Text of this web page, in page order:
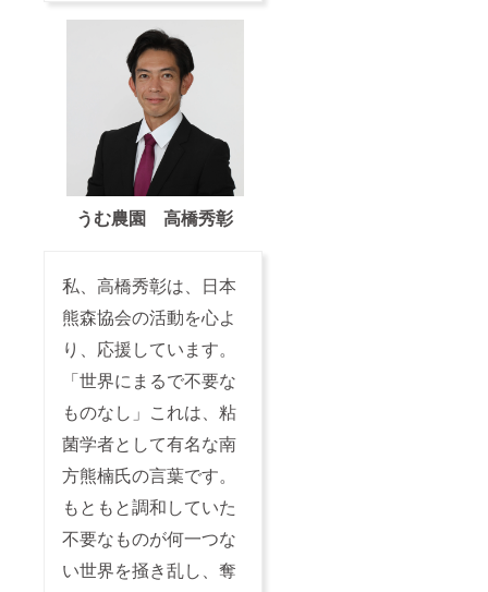
うむ農園 高橋秀彰
私、高橋秀彰は、日本
熊森協会の活動を心よ
り、応援しています。
「世界にまるで不要な
ものなし」これは、粘
菌学者として有名な南
方熊楠氏の言葉です。
もともと調和していた
不要なものが何一つな
い世界を掻き乱し、奪